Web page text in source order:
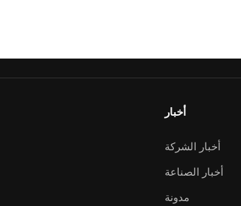
أخبار
أخبار الشركة
أخبار الصناعة
مدونة